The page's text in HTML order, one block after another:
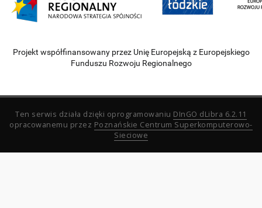
Projekt współfinansowany przez Unię Europejską z Europejskiego
Funduszu Rozwoju Regionalnego
Ten serwis działa dzięki oprogramowaniu DInGO dLibra 6.2.11
opracowanemu przez Poznańskie Centrum Superkomputerowo-
Sieciowe